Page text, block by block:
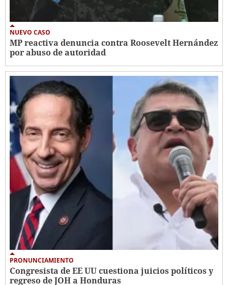
NUEVO CASO
MP reactiva denuncia contra Roosevelt Hernández
por abuso de autoridad
PRONUNCIAMIENTO
Congresista de EE UU cuestiona juicios políticos y
regreso de JOH a Honduras